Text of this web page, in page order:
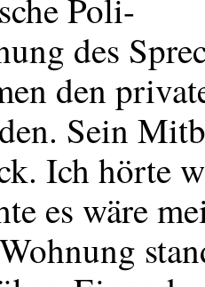
Poli-
des
den
Sein
Ich hörte
es wäre